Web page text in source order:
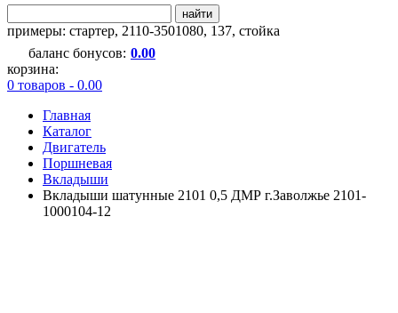
найти
примеры: стартер, 2110-3501080, 137, стойка
баланс бонусов: 0.00
корзина:
0 товаров - 0.00
Главная
Каталог
Двигатель
Поршневая
Вкладыши
Вкладыши шатунные 2101 0,5 ДМР г.Заволжье 2101-
1000104-12